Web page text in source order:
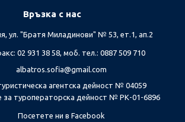
Връзка с нас
ул. "Братя Миладинови" № 53, ет.1, ап.2
02 931 38 58, моб. тел.: 0887 509 710
albatros.sofia@gmail.com
агентска дейност № 04059
за туроператорска дейност № РК-01-6896
Посетете ни в Facebook